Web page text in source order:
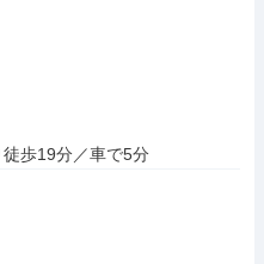
歩19分／車で5分